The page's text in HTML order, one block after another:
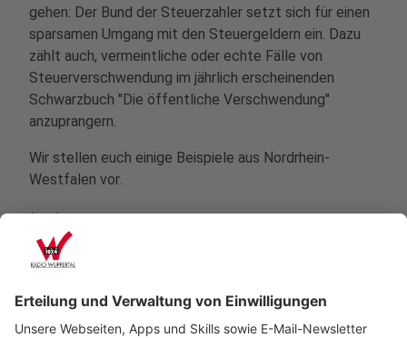
gehen: Der Bund der Steuerzahler setzt sich für einen
sparsamen Umgang mit den Steuergeldern ein. Dazu
zählt auch, vermeintliche oder echte Fälle von
Steuerverschwendung im jährlich erscheinenden
Schwarzbuch "Die öffentliche Verschwendung"
anzuprangern.
Wir stellen euch einige Beispiele aus Nordrhein-
Westfalen vor.
Anzeige
Anzeige